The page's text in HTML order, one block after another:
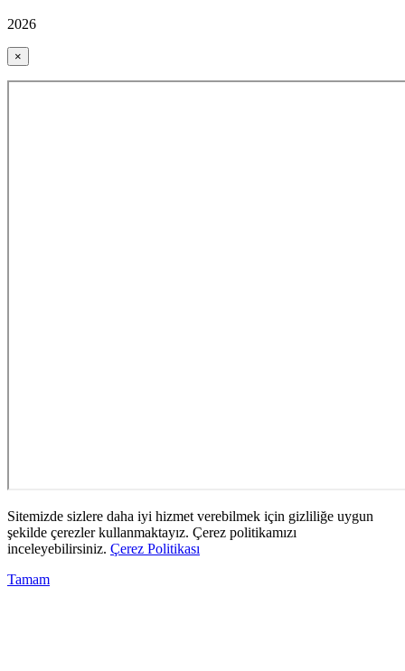
2026
×
Sitemizde sizlere daha iyi hizmet verebilmek için gizliliğe uygun
şekilde çerezler kullanmaktayız. Çerez politikamızı
inceleyebilirsiniz. Çerez Politikası
Tamam